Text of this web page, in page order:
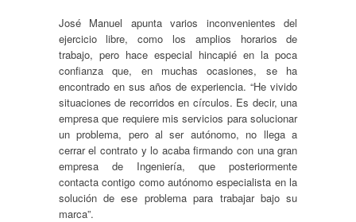
José Manuel apunta varios inconvenientes del
ejercicio libre, como los amplios horarios de
trabajo, pero hace especial hincapié en la poca
confianza que, en muchas ocasiones, se ha
encontrado en sus años de experiencia. “He vivido
situaciones de recorridos en círculos. Es decir, una
empresa que requiere mis servicios para solucionar
un problema, pero al ser autónomo, no llega a
cerrar el contrato y lo acaba firmando con una gran
empresa de Ingeniería, que posteriormente
contacta contigo como autónomo especialista en la
solución de ese problema para trabajar bajo su
marca”.